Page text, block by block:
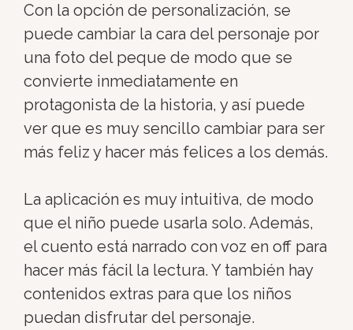
Con la opción de personalización, se
puede cambiar la cara del personaje por
una foto del peque de modo que se
convierte inmediatamente en
protagonista de la historia, y así puede
ver que es muy sencillo cambiar para ser
más feliz y hacer más felices a los demás.
La aplicación es muy intuitiva, de modo
que el niño puede usarla solo. Además,
el cuento está narrado con voz en off para
hacer más fácil la lectura. Y también hay
contenidos extras para que los niños
puedan disfrutar del personaje.